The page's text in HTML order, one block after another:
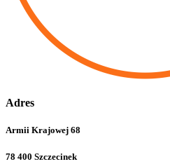
Adres
Armii Krajowej 68
78 400 Szczecinek